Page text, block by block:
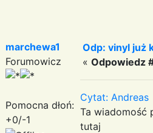
marchewa1
Forumowicz
Pomocna dłoń:
+0/-1
Odp: vinyl już
« Odpowiedz
Cytat:
Ta wiadomość
tutaj